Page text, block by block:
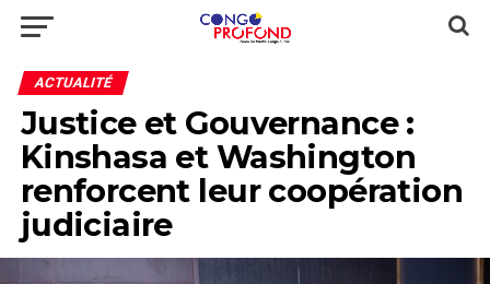
ACTUALITÉ
Justice et Gouvernance :
Kinshasa et Washington
renforcent leur coopération
judiciaire